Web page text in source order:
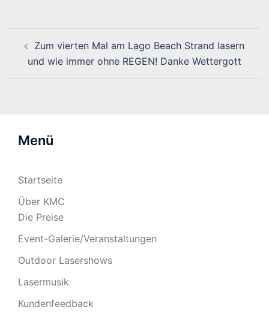
Zum vierten Mal am Lago Beach Strand lasern
und wie immer ohne REGEN! Danke Wettergott
Menü
Startseite
Über KMC
Die Preise
Event-Galerie/Veranstaltungen
Outdoor Lasershows
Lasermusik
Kundenfeedback